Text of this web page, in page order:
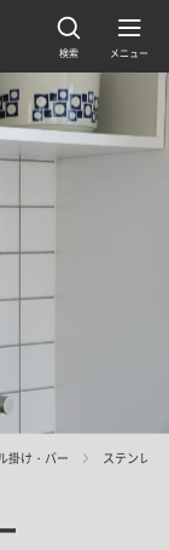
掛け・バー ステンレス